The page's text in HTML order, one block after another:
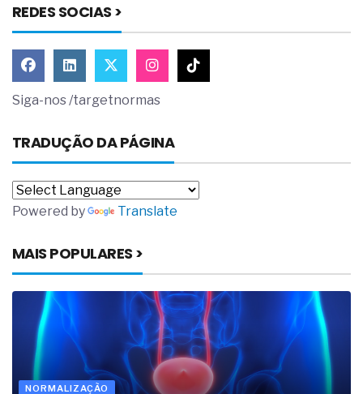
REDES SOCIAS >
Siga-nos /targetnormas
TRADUÇÃO DA PÁGINA
Powered by Translate
MAIS POPULARES >
NORMALIZAÇÃO